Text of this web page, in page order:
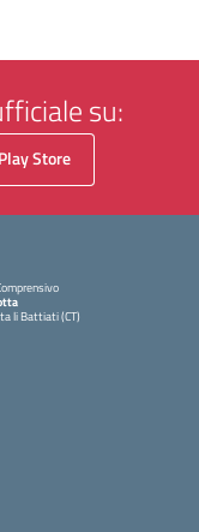
su:
Play Store
li Battiati (CT)
pagina iniziale della scuola